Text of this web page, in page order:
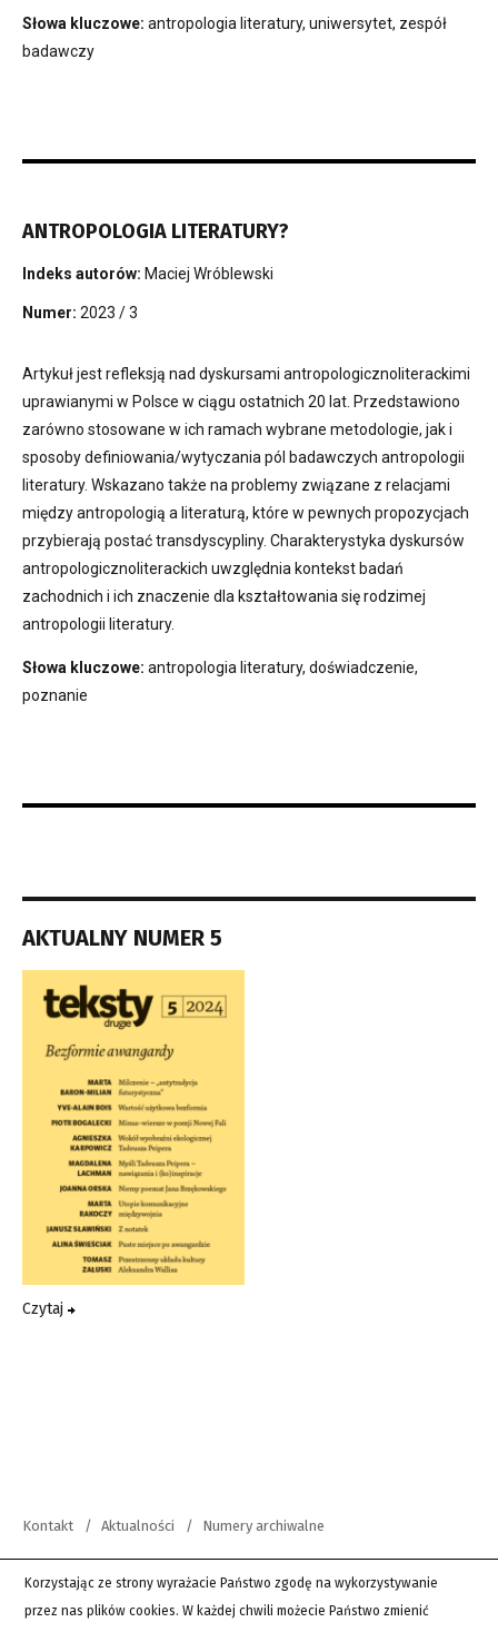
Słowa kluczowe: antropologia literatury, uniwersytet, zespół
badawczy
ANTROPOLOGIA LITERATURY?
Indeks autorów: Maciej Wróblewski
Numer: 2023 / 3
Artykuł jest refleksją nad dyskursami antropologicznoliterackimi
uprawianymi w Polsce w ciągu ostatnich 20 lat. Przedstawiono
zarówno stosowane w ich ramach wybrane metodologie, jak i
sposoby definiowania/wytyczania pól badawczych antropologii
literatury. Wskazano także na problemy związane z relacjami
między antropologią a literaturą, które w pewnych propozycjach
przybierają postać transdyscypliny. Charakterystyka dyskursów
antropologicznoliterackich uwzględnia kontekst badań
zachodnich i ich znaczenie dla kształtowania się rodzimej
antropologii literatury.
Słowa kluczowe: antropologia literatury, doświadczenie,
poznanie
AKTUALNY NUMER 5
Czytaj
Kontakt Aktualności Numery archiwalne
copyright 2012-2026 Wszystkie prawa zastrzeżone | Teksty Drugie
PingSoft
Korzystając ze strony wyrażacie Państwo zgodę na wykorzystywanie
przez nas plików cookies. W każdej chwili możecie Państwo zmienić